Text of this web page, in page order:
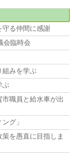
守る仲間に感謝
会臨時会
組みを学ぶ
ぶ
職員と給水車が出
グ」
を愚直に目指しま